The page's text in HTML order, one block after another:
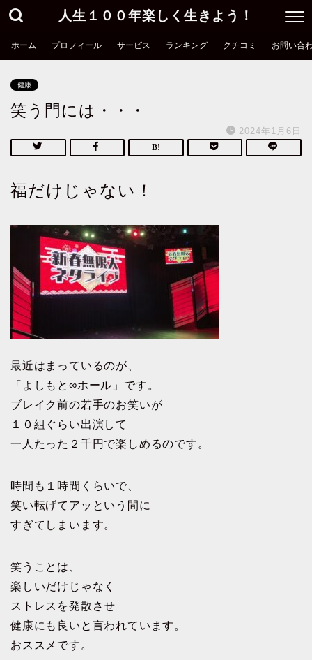
人生１００年楽しく生きよう！
ホーム プロフィール サービス ランキング クチコミ お問い合
健康
笑う門には・・・
2024年1月6日
福だけじゃない！
最近はまっているのが、
「よしもと∞ホール」です。
ブレイク前の若手のお笑いが
１０組ぐらい出演して
一人たった２千円で楽しめるのです。
時間も１時間くらいで、
笑い転げてアッという間に
すぎてしまいます。
笑うことは、
楽しいだけじゃなく
ストレスを発散させ
健康にも良いと言われています。
おススメです。